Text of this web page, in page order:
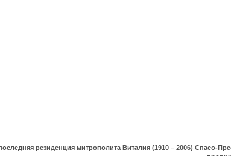
резиденция митрополита Виталия (1910 – 2006)